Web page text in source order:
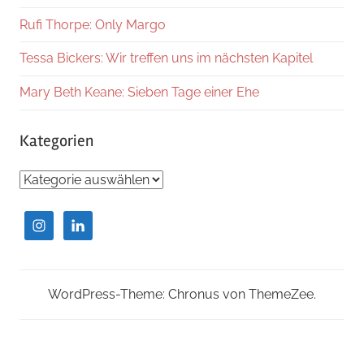
Rufi Thorpe: Only Margo
Tessa Bickers: Wir treffen uns im nächsten Kapitel
Mary Beth Keane: Sieben Tage einer Ehe
Kategorien
Kategorien
WordPress-Theme: Chronus von ThemeZee.